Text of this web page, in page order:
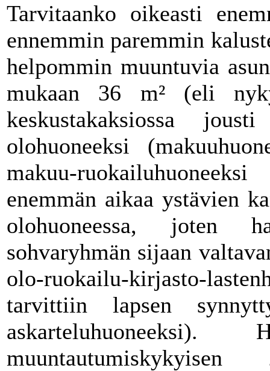
Tarvitaanko oikeasti
ennemmin paremmin
helpommin muuntuvia
mukaan 36 m² (eli
keskustakaksiossa
olohuoneeksi
makuu-
enemmän aikaa ystävien
olohuoneessa, joten
sohvaryhmän sijaan
olo-ruokailu-kirjasto-
tarvittiin lapsen
muuntautumiskykyisen